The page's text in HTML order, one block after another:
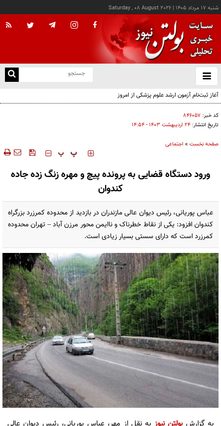
شنبه ۱۷ مرداد ۱۴۰۵ |
Saturday , 08 August 2026
باز
و
آغاز ثبت‌نام آزمون ارشد علوم پزشکی از امروز
کد خبر: ۸۴۶۰۵۷
تاریخ انتشار: ۲۴ ارديبهشت ۱۴۰۳ - ۱۴:۵۴
صفحه نخست » اجتماعی
‍‍‍ پ پ
ورود دستگاه قضایی به پرونده پیچ و مهره زنگ زده جاده
کندوان
عباس پوریانی، رئیس دیوان عالی مازندران در بازدید از محدوده کمرزرد بزرگراه
کندوان افزود: یکی از نقاط خطرناک و ناایمن محور مرزن آباد – تهران محدوده
کمرزرد است که دارای سستی بسیار زیادی است.